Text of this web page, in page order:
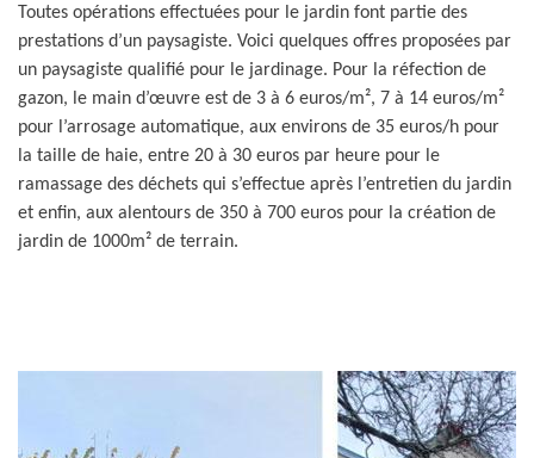
Toutes opérations effectuées pour le jardin font partie des
prestations d’un paysagiste. Voici quelques offres proposées par
un paysagiste qualifié pour le jardinage. Pour la réfection de
gazon, le main d’œuvre est de 3 à 6 euros/m², 7 à 14 euros/m²
pour l’arrosage automatique, aux environs de 35 euros/h pour
la taille de haie, entre 20 à 30 euros par heure pour le
ramassage des déchets qui s’effectue après l’entretien du jardin
et enfin, aux alentours de 350 à 700 euros pour la création de
jardin de 1000m² de terrain.